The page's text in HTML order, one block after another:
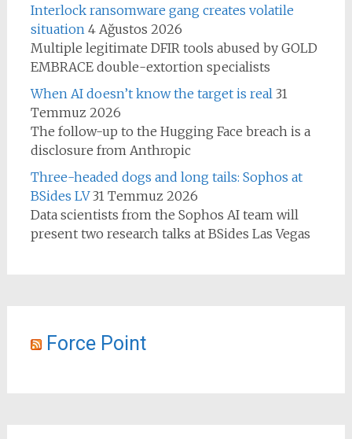
Interlock ransomware gang creates volatile
situation 4 Ağustos 2026
Multiple legitimate DFIR tools abused by GOLD
EMBRACE double-extortion specialists
When AI doesn’t know the target is real 31
Temmuz 2026
The follow-up to the Hugging Face breach is a
disclosure from Anthropic
Three-headed dogs and long tails: Sophos at
BSides LV 31 Temmuz 2026
Data scientists from the Sophos AI team will
present two research talks at BSides Las Vegas
Force Point